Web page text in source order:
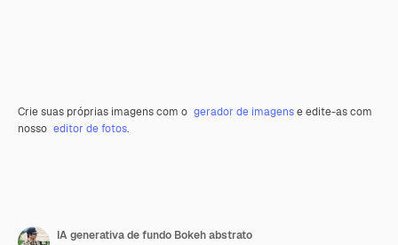
Crie suas próprias imagens com o gerador de imagense edite-as com
nosso editor de fotos.
IA generativa de fundo Bokeh abstrato